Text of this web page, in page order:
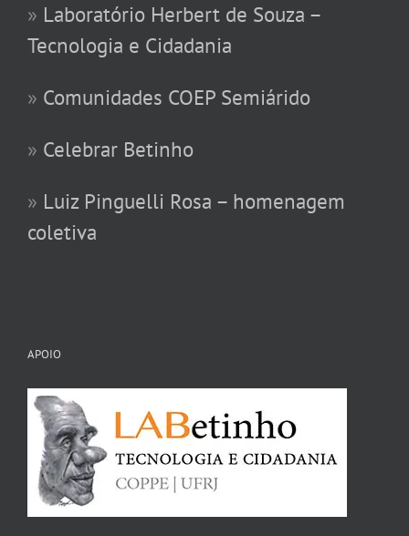
» Laboratório Herbert de Souza –
Tecnologia e Cidadania
» Comunidades COEP Semiárido
» Celebrar Betinho
» Luiz Pinguelli Rosa – homenagem
coletiva
APOIO